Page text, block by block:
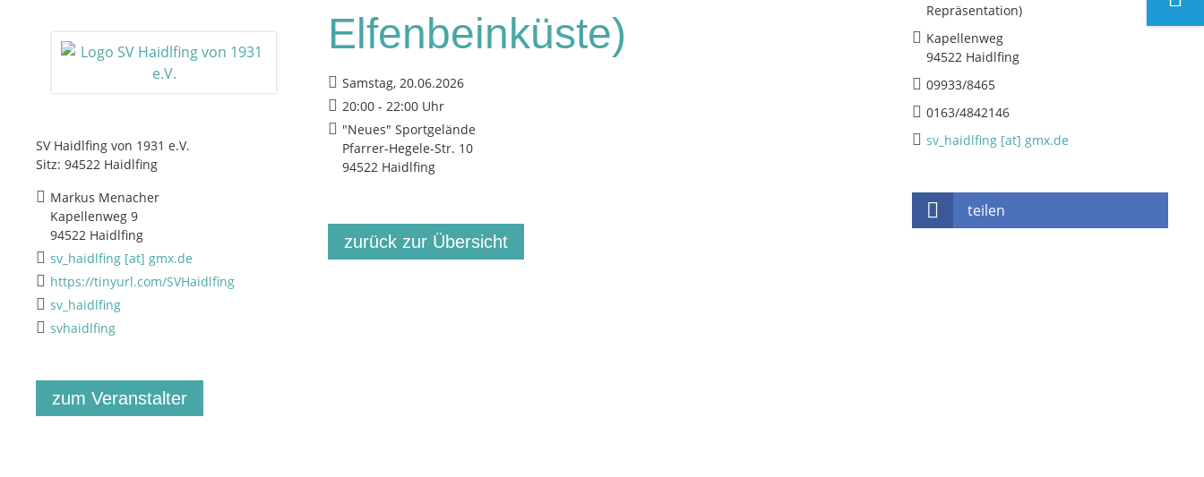
SV Haidlfing von 1931 e.V.
Sitz: 94522 Haidlfing
Markus Menacher
Kapellenweg 9
94522 Haidlfing
sv_haidlfing [at] gmx.de
https://tinyurl.com/SVHaidlfing
sv_haidlfing
svhaidlfing
zum Veranstalter
Elfenbeinküste)
Samstag, 20.06.2026
20:00 - 22:00 Uhr
"Neues" Sportgelände
Pfarrer-Hegele-Str. 10
94522 Haidlfing
zurück zur Übersicht
Repräsentation)
Kapellenweg
94522 Haidlfing
09933/8465
0163/4842146
sv_haidlfing [at] gmx.de
teilen